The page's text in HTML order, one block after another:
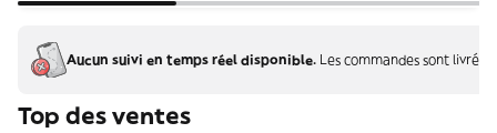
Aucun suivi en temps réel disponible. Les commandes sont
Top des ventes